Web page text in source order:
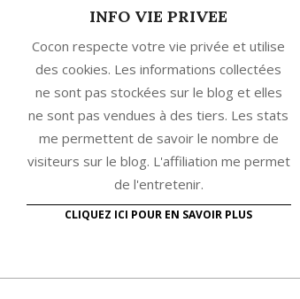
INFO VIE PRIVEE
Cocon respecte votre vie privée et utilise
des cookies. Les informations collectées
ne sont pas stockées sur le blog et elles
ne sont pas vendues à des tiers. Les stats
me permettent de savoir le nombre de
visiteurs sur le blog. L'affiliation me permet
de l'entretenir.
CLIQUEZ ICI POUR EN SAVOIR PLUS